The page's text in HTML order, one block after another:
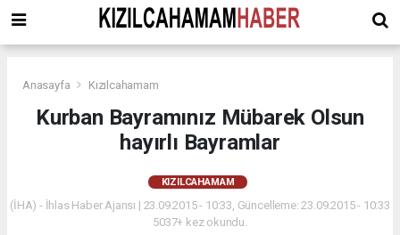
Anasayfa Kızılcahamam
Kurban Bayramınız Mübarek Olsun
hayırlı Bayramlar
KIZILCAHAMAM
(İHA) - İhlas Haber Ajansı | 23.09.2015 - 10:33, Güncelleme: 23.09.2015 - 10:33
5037+ kez okundu.